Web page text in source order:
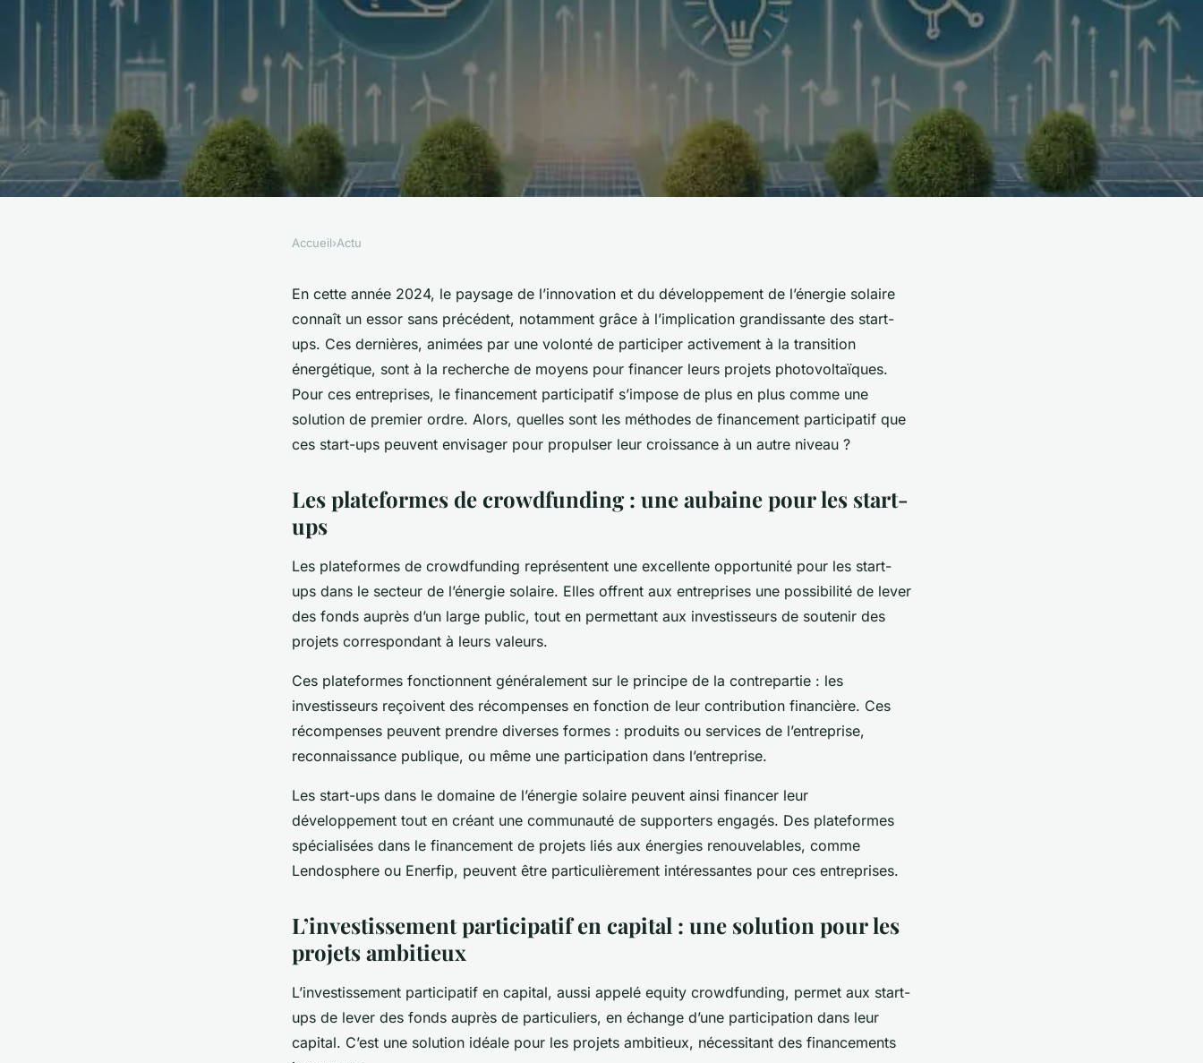
Quelles méthodes de financement
participatif les start-ups dans le
domaine de l'énergie solaire peuvent-
elles envisager pour accélérer leur
Accueil›Actu
En cette année 2024, le paysage de l’innovation et du développement de l’énergie solaire
connaît un essor sans précédent, notamment grâce à l’implication grandissante des start-
ups. Ces dernières, animées par une volonté de participer activement à la transition
énergétique, sont à la recherche de moyens pour financer leurs projets photovoltaïques.
Pour ces entreprises, le financement participatif s’impose de plus en plus comme une
solution de premier ordre. Alors, quelles sont les méthodes de financement participatif que
ces start-ups peuvent envisager pour propulser leur croissance à un autre niveau ?
Les plateformes de crowdfunding : une aubaine pour les start-
ups
Les plateformes de crowdfunding représentent une excellente opportunité pour les start-
ups dans le secteur de l’énergie solaire. Elles offrent aux entreprises une possibilité de lever
des fonds auprès d’un large public, tout en permettant aux investisseurs de soutenir des
projets correspondant à leurs valeurs.
Ces plateformes fonctionnent généralement sur le principe de la contrepartie : les
investisseurs reçoivent des récompenses en fonction de leur contribution financière. Ces
récompenses peuvent prendre diverses formes : produits ou services de l’entreprise,
reconnaissance publique, ou même une participation dans l’entreprise.
Les start-ups dans le domaine de l’énergie solaire peuvent ainsi financer leur
développement tout en créant une communauté de supporters engagés. Des plateformes
spécialisées dans le financement de projets liés aux énergies renouvelables, comme
Lendosphere ou Enerfip, peuvent être particulièrement intéressantes pour ces entreprises.
L’investissement participatif en capital : une solution pour les
projets ambitieux
L’investissement participatif en capital, aussi appelé equity crowdfunding, permet aux start-
ups de lever des fonds auprès de particuliers, en échange d’une participation dans leur
capital. C’est une solution idéale pour les projets ambitieux, nécessitant des financements